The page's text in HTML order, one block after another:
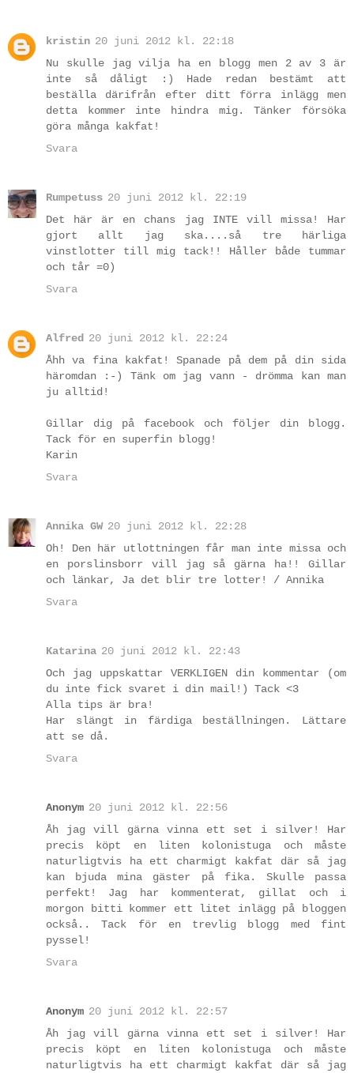
kristin 20 juni 2012 kl. 22:18
Nu skulle jag vilja ha en blogg men 2 av 3 är
inte så dåligt :) Hade redan bestämt att
beställa därifrån efter ditt förra inlägg men
detta kommer inte hindra mig. Tänker försöka
göra många kakfat!
Svara
Rumpetuss 20 juni 2012 kl. 22:19
Det här är en chans jag INTE vill missa! Har
gjort allt jag ska....så tre härliga
vinstlotter till mig tack!! Håller både tummar
och tår =0)
Svara
Alfred 20 juni 2012 kl. 22:24
Åhh va fina kakfat! Spanade på dem på din sida
häromdan :-) Tänk om jag vann - drömma kan man
ju alltid!
Gillar dig på facebook och följer din blogg.
Tack för en superfin blogg!
Karin
Svara
Annika GW 20 juni 2012 kl. 22:28
Oh! Den här utlottningen får man inte missa och
en porslinsborr vill jag så gärna ha!! Gillar
och länkar, Ja det blir tre lotter! / Annika
Svara
Katarina 20 juni 2012 kl. 22:43
Och jag uppskattar VERKLIGEN din kommentar (om
du inte fick svaret i din mail!) Tack <3
Alla tips är bra!
Har slängt in färdiga beställningen. Lättare
att se då.
Svara
Anonym 20 juni 2012 kl. 22:56
Åh jag vill gärna vinna ett set i silver! Har
precis köpt en liten kolonistuga och måste
naturligtvis ha ett charmigt kakfat där så jag
kan bjuda mina gäster på fika. Skulle passa
perfekt! Jag har kommenterat, gillat och i
morgon bitti kommer ett litet inlägg på bloggen
också.. Tack för en trevlig blogg med fint
pyssel!
Svara
Anonym 20 juni 2012 kl. 22:57
Åh jag vill gärna vinna ett set i silver! Har
precis köpt en liten kolonistuga och måste
naturligtvis ha ett charmigt kakfat där så jag